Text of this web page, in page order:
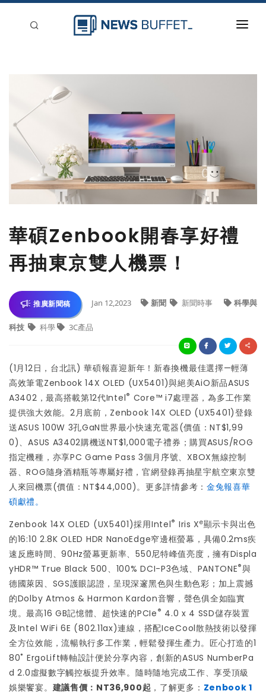
登入
華碩Zenbook開春享好禮
再抽東京雙人機票！
推廣新聞稿 Jan 12,2023 新聞 新聞時事 科學與
科技 科學 3C產品
(1月12日，台北訊) 華碩報喜迎新年！新春換機最佳選擇—輕薄
高效筆電Zenbook 14X OLED (UX5401)與絕美AiO新品ASUS
A3402，最高搭載第12代Intel® Core™ i7處理器，為多工作業
提供強大效能。2月底前，Zenbook 14X OLED (UX5401)登錄
送ASUS 100W 3孔GaN世界最小快速充電器(價值：NT$1,99
0)、ASUS A3402購機送NT$1,000電子禮券；購買ASUS/ROG
指定機種，亦享PC Game Pass 3個月序號、XBOX無線控制
器、ROG隨身酒精瓶等專屬好禮，官網登錄再抽星宇航空東京雙
人來回機票(價值：NT$44,000)。更多詳情參考： 金兔報喜華
碩獻禮。
Zenbook 14X OLED (UX5401)採用Intel® Iris Xe顯示卡與出色
的16:10 2.8K OLED HDR NanoEdge窄邊框螢幕，具備0.2ms疾
速反應時間、90Hz螢幕更新率、550尼特峰值亮度，擁有Displa
yHDR™ True Black 500、100% DCI-P3色域、PANTONE®與
德國萊因、SGS護眼認證，呈現深邃黑色與生動色彩；加上震撼
的Dolby Atmos & Harmon Kardon音響，聲色俱全如臨實
境。最高16 GB記憶體、超快速的PCIe ® 4.0 x 4 SSD儲存裝置
及Intel WiFi 6E (802.11ax)連線，搭配IceCool散熱技術以發揮
全方位效能，流暢執行多工作業，輕鬆發揮生產力。匠心打造的1
80˚ ErgoLift轉軸設計便於分享內容，創新的ASUS NumberPa
d 2.0虛擬數字觸控板提升效率。隨時隨地完成工作、享受頂級
娛樂饗宴。建議售價：NT36,900起 ，了解更多： Zenbook 1